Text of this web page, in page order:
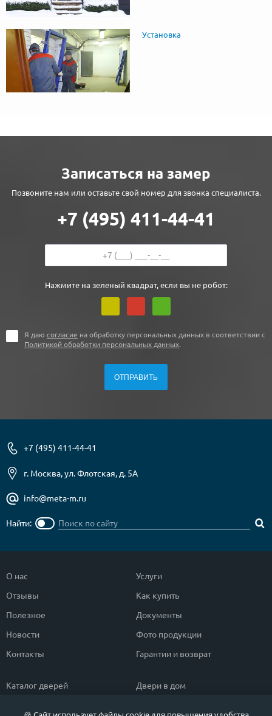
Установка
Записаться на замер
Позвоните нам или оставьте свой номер для звонка специалиста.
+7 (495) 411-44-41
Нажмите на зеленый квадрат, если вы не робот:
Я даю согласие на обработку персональных данных в соответствии с
Политикой обработки персональных данных.
+7 (495) 411-44-41
г. Москва, ул. Флотская, д. 5А
info@meta-m.ru
Найти:
О нас
Отзывы
Полезное
Новости
Контакты
Услуги
Как купить
Документы
Фото продукции
Гарантии и возврат
Каталог дверей
Двери в дом